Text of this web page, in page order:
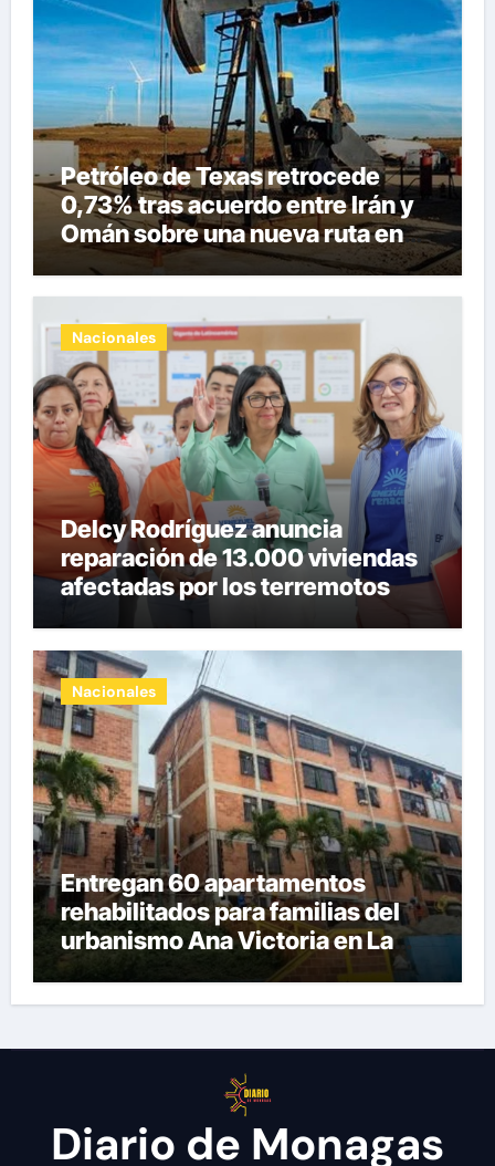
Petróleo de Texas retrocede
0,73% tras acuerdo entre Irán y
Omán sobre una nueva ruta en
Ormuz
Nacionales
Delcy Rodríguez anuncia
reparación de 13.000 viviendas
afectadas por los terremotos
Nacionales
Entregan 60 apartamentos
rehabilitados para familias del
urbanismo Ana Victoria en La
Guaira
Diario de Monagas